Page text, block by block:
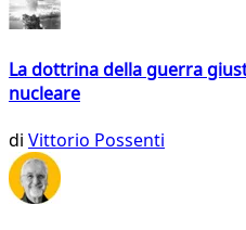
La dottrina della guerra
nucleare
di Vittorio Possenti